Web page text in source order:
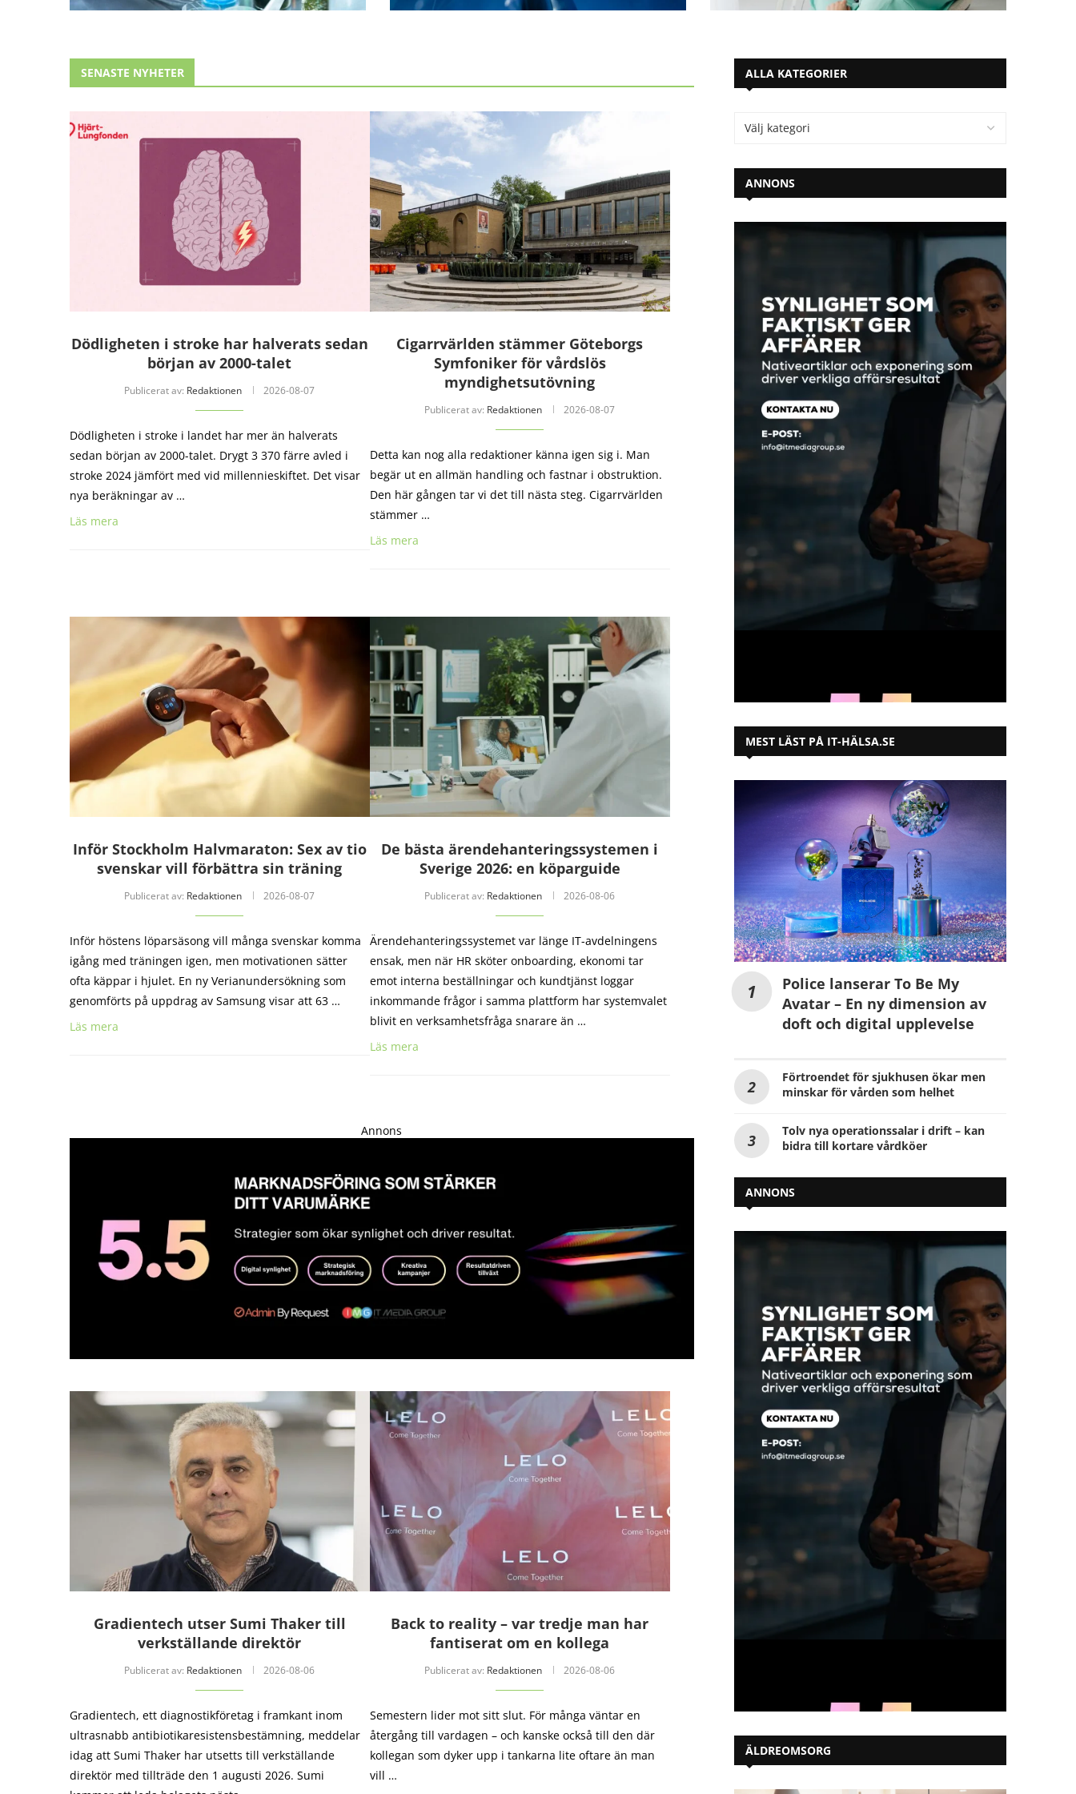
SENASTE NYHETER
Dödligheten i stroke har halverats sedan
början av 2000-talet
Publicerat av: Redaktionen 2026-08-07
Dödligheten i stroke i landet har mer än halverats
sedan början av 2000-talet. Drygt 3 370 färre avled i
stroke 2024 jämfört med vid millennieskiftet. Det visar
nya beräkningar av …
Läs mera
Cigarrvärlden stämmer Göteborgs
Symfoniker för vårdslös
myndighetsutövning
Publicerat av: Redaktionen 2026-08-07
Detta kan nog alla redaktioner känna igen sig i. Man
begär ut en allmän handling och fastnar i obstruktion.
Den här gången tar vi det till nästa steg. Cigarrvärlden
stämmer …
Läs mera
Inför Stockholm Halvmaraton: Sex av tio
svenskar vill förbättra sin träning
Publicerat av: Redaktionen 2026-08-07
Inför höstens löparsäsong vill många svenskar komma
igång med träningen igen, men motivationen sätter
ofta käppar i hjulet. En ny Verianundersökning som
genomförts på uppdrag av Samsung visar att 63 …
Läs mera
De bästa ärendehanteringssystemen i
Sverige 2026: en köparguide
Publicerat av: Redaktionen 2026-08-06
Ärendehanteringssystemet var länge IT-avdelningens
ensak, men när HR sköter onboarding, ekonomi tar
emot interna beställningar och kundtjänst loggar
inkommande frågor i samma plattform har systemvalet
blivit en verksamhetsfråga snarare än …
Läs mera
Annons
Gradientech utser Sumi Thaker till
verkställande direktör
Publicerat av: Redaktionen 2026-08-06
Gradientech, ett diagnostikföretag i framkant inom
ultrasnabb antibiotika­resistensbestämning, meddelar
idag att Sumi Thaker har utsetts till verkställande
direktör med tillträde den 1 augusti 2026. Sumi
Back to reality – var tredje man har
fantiserat om en kollega
Publicerat av: Redaktionen 2026-08-06
Semestern lider mot sitt slut. För många väntar en
återgång till vardagen – och kanske också till den där
kollegan som dyker upp i tankarna lite oftare än man
vill …
ALLA KATEGORIER
ANNONS
MEST LÄST PÅ IT-HÄLSA.SE
Police lanserar To Be My
Avatar – En ny dimension av
doft och digital upplevelse
Förtroendet för sjukhusen ökar men
minskar för vården som helhet
Tolv nya operationssalar i drift – kan
bidra till kortare vårdköer
ANNONS
ÄLDREOMSORG